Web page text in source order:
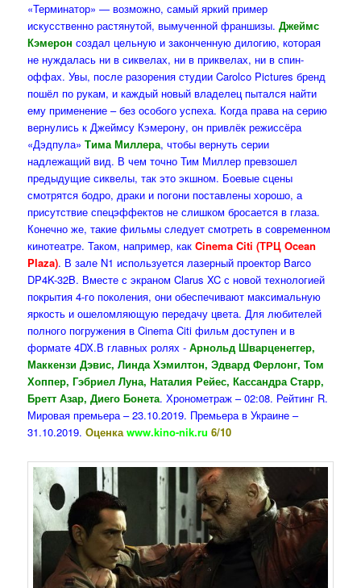
«Терминатор» — возможно, самый яркий пример
искусственно растянутой, вымученной франшизы.Джеймс
Кэмерон создал цельную и законченную дилогию, которая
не нуждалась ни в сиквелах, ни в приквелах, ни в спин-
оффах. Увы, после разорения студии Carolco Pictures бренд
пошёл по рукам, и каждый новый владелец пытался найти
ему применение – без особого успеха. Когда права на серию
вернулись к Джеймсу Кэмерону, он привлёк режиссёра
«Дэдпула» Тима Миллера, чтобы вернуть серии
надлежащий вид. В чем точно Тим Миллер превзошел
предыдущие сиквелы, так это экшном. Боевые сцены
смотрятся бодро, драки и погони поставлены хорошо, а
присутствие спецэффектов не слишком бросается в глаза.
Конечно же, такие фильмы следует смотреть в современном
кинотеатре. Таком, например, какCinema Citi (ТРЦ Ocean
Plaza). В зале N1 используется лазерный проектор Barco
DP4K-32B. Вместе с экраном Clarus XC с новой технологией
покрытия 4-го поколения, они обеспечивают максимальную
яркость и ошеломляющую передачу цвета. Для любителей
полного погружения в Cinema Citi фильм доступен и в
формате 4DX.В главных ролях -Арнольд Шварценеггер,
Маккензи Дэвис, Линда Хэмилтон, Эдвард Ферлонг, Том
Хоппер, Гэбриел Луна, Наталия Рейес, Кассандра Старр,
Бретт Азар, Диего Бонета. Хронометраж – 02:08. Рейтинг R.
Мировая премьера – 23.10.2019. Премьера в Украине –
31.10.2019.Оценкаwww.kino-nik.ru 6/10